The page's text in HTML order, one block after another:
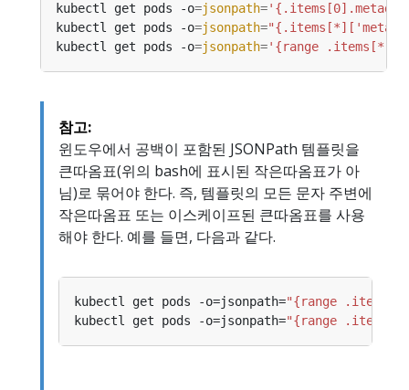
kubectl get pods -o=jsonpath=
kubectl get pods -o=jsonpath=
kubectl get pods -o=jsonpath='{range
참고:
윈도우에서 공백이 포함된 JSONPath 템플릿을
큰따옴표(위의 bash에 표시된 작은따옴표가 아
님)로 묶어야 한다. 즉, 템플릿의 모든 문자 주변에
작은따옴표 또는 이스케이프된 큰따옴표를 사용
해야 한다. 예를 들면, 다음과 같다.
kubectl get pods -o=jsonpath="{range
kubectl get pods -o=jsonpath="{range